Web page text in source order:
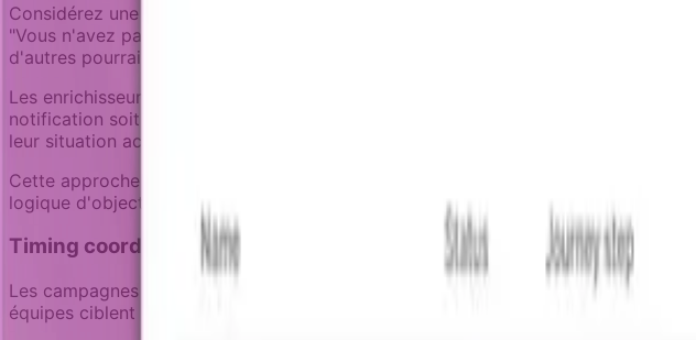
Considérez une campagne de rétention pour les utilisateurs qui n'ont pas
"Vous n'avez pas essayé la Fonctionnalité X" à tous ceux dans ce segment.
d'autres pourraient avoir rétrogradé leur plan, et certains pourraient être au
Les enrichisseurs résolvent cela en récupérant le statut actuel de la
notification soit envoyée. Cela assure que seuls les utilisateurs qui ont encore
leur situation actuelle réelle.
Cette approche s'étend aux séquences de réengagement. Au lieu d'envoyer
logique d'objectif pour arrêter la séquence dès que l'utilisateur complète l'action
Timing coordonné entre les équipes
Les campagnes de rétention entrent souvent en compétition avec les
équipes ciblent le même utilisateur sans coordination, le résultat est une